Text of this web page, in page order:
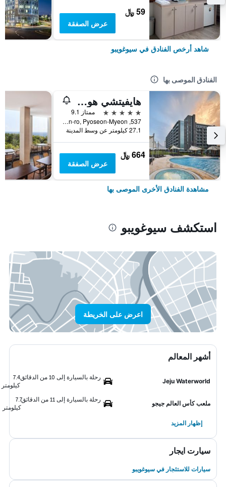
59 ﷼
عرض الصفقة
شاهد أرخص الفنادق في سيوغويبو
الفنادق الموصى بها
هايفيتشي هوتل آند ريزورت جيجو
5 نجوم
ممتاز 9.1
537, Minsokhaean-ro, Pyoseon-Myeon, سيوغويبو, كوريا الجنوبية
27.1 كيلومتر عن وسط المدينة
664 ﷼
عرض الصفقة
مشاهدة الفنادق الأخرى الموصى بها
استكشف سيوغويبو
اعرض على الخريطة
أشهر المعالم
Jeju Waterworld
رحلة بالسيارة إلى 10 من الدقائق
7.4
كيلومتر
ملعب كأس العالم جيجو
رحلة بالسيارة إلى 11 من الدقائق
7.7
كيلومتر
إظهار المزيد
سيارت ايجار
سيارات للاستئجار في سيوغويبو